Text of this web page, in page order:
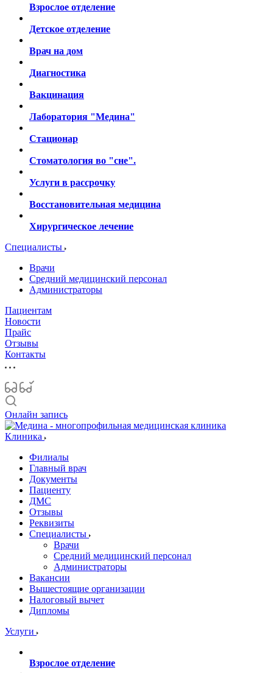
Взрослое отделение
Детское отделение
Врач на дом
Диагностика
Вакцинация
Лаборатория "Медина"
Стационар
Стоматология во "сне".
Услуги в рассрочку
Восстановительная медицина
Хирургическое лечение
Специалисты
Врачи
Средний медицинский персонал
Администраторы
Пациентам
Новости
Прайс
Отзывы
Контакты
Онлайн запись
Клиника
Филиалы
Главный врач
Документы
Пациенту
ДМС
Отзывы
Реквизиты
Специалисты
Врачи
Средний медицинский персонал
Администраторы
Вакансии
Вышестоящие организации
Налоговый вычет
Дипломы
Услуги
Взрослое отделение